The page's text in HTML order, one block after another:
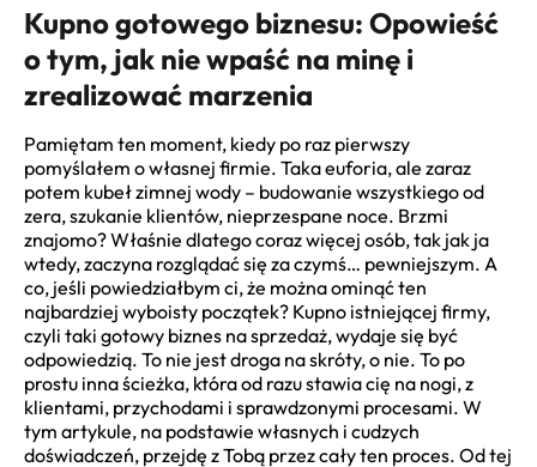
Kupno gotowego biznesu: Opowieść
o tym, jak nie wpaść na minę i
zrealizować marzenia
Pamiętam ten moment, kiedy po raz pierwszy
pomyślałem o własnej firmie. Taka euforia, ale zaraz
potem kubeł zimnej wody – budowanie wszystkiego od
zera, szukanie klientów, nieprzespane noce. Brzmi
znajomo? Właśnie dlatego coraz więcej osób, tak jak ja
wtedy, zaczyna rozglądać się za czymś… pewniejszym. A
co, jeśli powiedziałbym ci, że można ominąć ten
najbardziej wyboisty początek? Kupno istniejącej firmy,
czyli taki gotowy biznes na sprzedaż, wydaje się być
odpowiedzią. To nie jest droga na skróty, o nie. To po
prostu inna ścieżka, która od razu stawia cię na nogi, z
klientami, przychodami i sprawdzonymi procesami. W
tym artykule, na podstawie własnych i cudzych
doświadczeń, przejdę z Tobą przez cały ten proces. Od tej